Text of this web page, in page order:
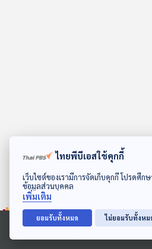
และ
เกี่ยว
ดาวน์โหลด Thai PBS Podcast Application
Ⓒ 2020 องค์การกระจายเสียงและแพร่ภาพสาธารณะแห่งประ
ไทยพีบีเอสใช้คุกกี้
เว็บไซต์ของเรามีการจัดเก็บคุกกี้ โปรดศึ
ข้อมูลส่วนบุคคล
เพิ่มเติม
ยอมรับทั้งหมด ไม่ยอมรับทั้งหม